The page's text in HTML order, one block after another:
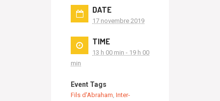
DATE
17 novembre 2019
TIME
13 h 00 min - 19 h 00
min
Event Tags
Fils d'Abraham Inter-